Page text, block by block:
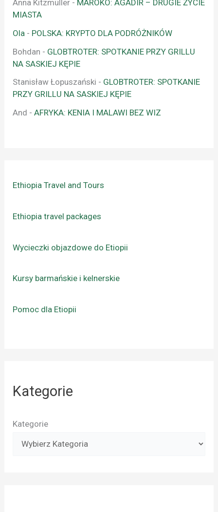
Anna Kitzmüller - MAROKO: AGADIR – DRUGIE ŻYCIE
MIASTA
Ola - POLSKA: KRYPTO DLA PODRÓŻNIKÓW
Bohdan - GLOBTROTER: SPOTKANIE PRZY GRILLU
NA SASKIEJ KĘPIE
Stanisław Łopuszański - GLOBTROTER: SPOTKANIE
PRZY GRILLU NA SASKIEJ KĘPIE
And -AFRYKA: KENIA I MALAWI BEZ WIZ
Ethiopia Travel and Tours
Ethiopia travel packages
Wycieczki objazdowe do Etiopii
Kursy barmańskie i kelnerskie
Pomoc dla Etiopii
Kategorie
Kategorie